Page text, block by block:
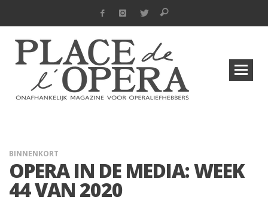
BINNENKORT
OPERA IN DE MEDIA: WEEK
44 VAN 2020